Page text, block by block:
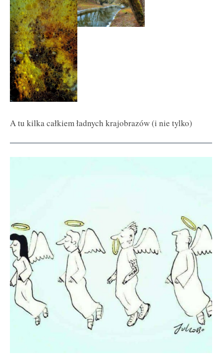
A tu kilka całkiem ładnych krajobrazów (i nie tylko)